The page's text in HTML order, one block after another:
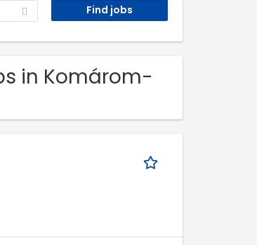
in Komárom-